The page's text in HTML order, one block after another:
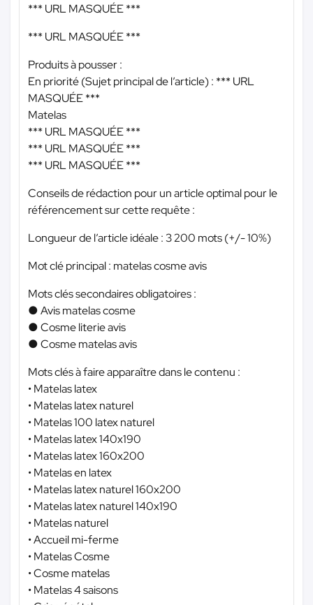
*** URL MASQUÉE ***
*** URL MASQUÉE ***
Produits à pousser :
En priorité (Sujet principal de l’article) : *** URL
MASQUÉE ***
Matelas
*** URL MASQUÉE ***
*** URL MASQUÉE ***
*** URL MASQUÉE ***
Conseils de rédaction pour un article optimal pour le
référencement sur cette requête :
Longueur de l’article idéale : 3 200 mots (+/- 10%)
Mot clé principal : matelas cosme avis
Mots clés secondaires obligatoires :
● Avis matelas cosme
● Cosme literie avis
● Cosme matelas avis
Mots clés à faire apparaître dans le contenu :
• Matelas latex
• Matelas latex naturel
• Matelas 100 latex naturel
• Matelas latex 140x190
• Matelas latex 160x200
• Matelas en latex
• Matelas latex naturel 160x200
• Matelas latex naturel 140x190
• Matelas naturel
• Accueil mi-ferme
• Matelas Cosme
• Cosme matelas
• Matelas 4 saisons